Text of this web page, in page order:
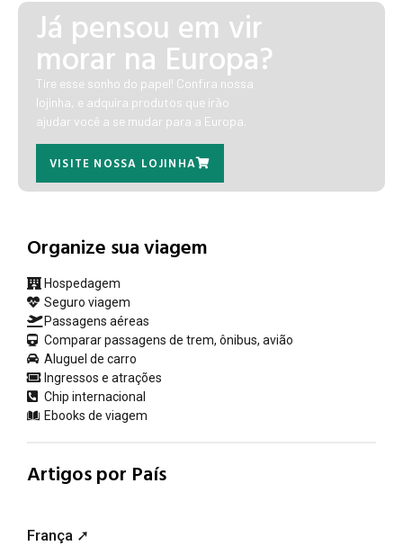
Já pensou em vir
morar na Europa?
Tire esse sonho do papel! Confira nossa
lojinha, e adquira produtos que irão
ajudar você a se mudar para a Europa.
VISITE NOSSA LOJINHA
Organize sua viagem
Hospedagem
Seguro viagem
Passagens aéreas
Comparar passagens de trem, ônibus, avião
Aluguel de carro
Ingressos e atrações
Chip internacional
Ebooks de viagem
Artigos por País
França ➚